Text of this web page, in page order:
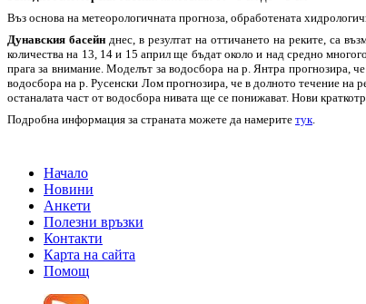
Въз основа на метеорологичната прогноза, обработената
Дунавския басейн днес, в резултат на оттичането на реките, са
количества на 13, 14 и 15 април ще бъдат около и над средно
прага за внимание. Моделът за водосбора на р. Янтра прогнозира,
водосбора на р. Русенски Лом прогнозира, че в долното течение
останалата част от водосбора нивата ще се понижават. Нови
Подробна информация за страната можете да намерите тук
Начало
Новини
Анкети
Полезни връзки
Контакти
Карта на сайта
Помощ